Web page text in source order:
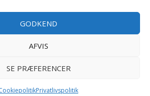
GODKEND
AFVIS
SE PRÆFERENCER
Privatlivspolitik
& bænkboremaskiner